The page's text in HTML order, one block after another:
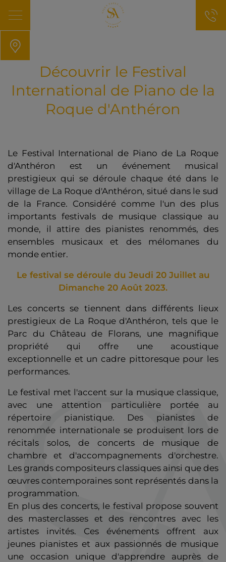
Découvrir le Festival
International de Piano de la
Roque d'Anthéron
Le Festival International de Piano de La Roque
d'Anthéron est un événement musical
prestigieux qui se déroule chaque été dans le
village de La Roque d'Anthéron, situé dans le sud
de la France. Considéré comme l'un des plus
importants festivals de musique classique au
monde, il attire des pianistes renommés, des
ensembles musicaux et des mélomanes du
monde entier.
Le festival se déroule du Jeudi 20 Juillet au
Dimanche 20 Août 2023.
Les concerts se tiennent dans différents lieux
prestigieux de La Roque d'Anthéron, tels que le
Parc du Château de Florans, une magnifique
propriété qui offre une acoustique
exceptionnelle et un cadre pittoresque pour les
performances.
Le festival met l'accent sur la musique classique,
avec une attention particulière portée au
répertoire pianistique. Des pianistes de
renommée internationale se produisent lors de
récitals solos, de concerts de musique de
chambre et d'accompagnements d'orchestre.
Les grands compositeurs classiques ainsi que des
œuvres contemporaines sont représentés dans la
programmation.
En plus des concerts, le festival propose souvent
des masterclasses et des rencontres avec les
artistes invités. Ces événements offrent aux
jeunes pianistes et aux passionnés de musique
une occasion unique d'apprendre auprès de